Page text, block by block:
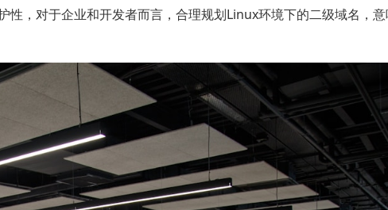
，对于企业和开发者而言，合理规划Linux环境下的二级域名，